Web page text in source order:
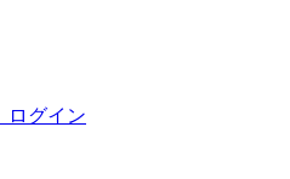
ログイン